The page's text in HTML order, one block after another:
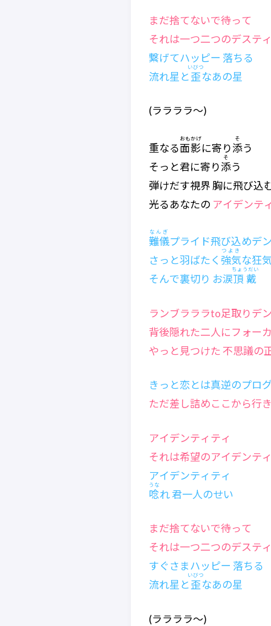
まだ捨てないで待って
それは一つ二つのデステ
繋げてハッピー 落ちる
流れ星と歪
いびつ
なあの星
(ララララ～)
重なる面影
おもかげ
に寄り添
そ
う
そっと君に寄り添
そ
う
弾けだす視界 胸に飛び込
光るあなたの アイデンテ
難儀
なんぎ
プライド飛び込めデ
さっと羽ばたく 強気
つよき
な狂
そんで裏切り お涙頂戴
ちょうだい
ランブラララto足取りデ
背後隠れた二人にフォー
やっと見つけた 不思議の
きっと恋とは真逆のプロ
ただ差し詰めここから行
アイデンティティ
それは希望のアイデンテ
アイデンティティ
唸
うな
れ 君一人のせい
まだ捨てないで待って
それは一つ二つのデステ
すぐさまハッピー 落ちる
流れ星と歪
いびつ
なあの星
(ララララ～)